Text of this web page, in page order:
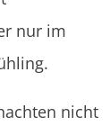
nur im
nicht